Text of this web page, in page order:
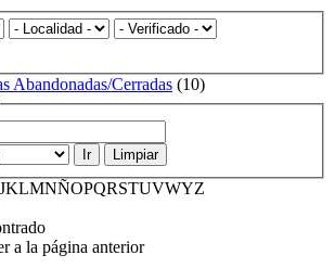
Abandonadas/Cerradas (10)
Ir Limpiar
JKLMNÑOPQRSTUVWYZ
a la página anterior